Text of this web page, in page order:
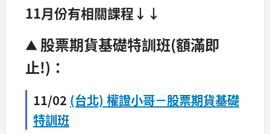
11月份有相關課程↓↓
▲ 股票期貨基礎特訓班(額滿即
止!)：
11/02 (台北) 權證小哥－股票期貨基礎
特訓班